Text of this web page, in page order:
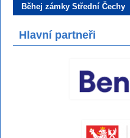
Běhej zámky Střední Čechy
Hlavní partneři